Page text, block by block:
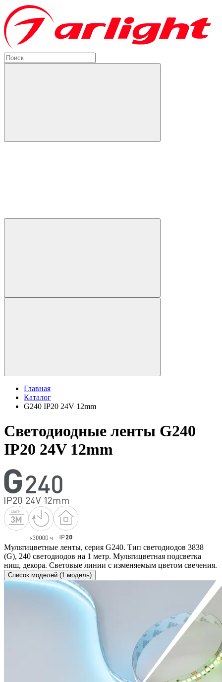
Главная
Каталог
G240 IP20 24V 12mm
Светодиодные ленты G240
IP20 24V 12mm
Мультицветные ленты, серия G240. Тип светодиодов 3838
(G), 240 светодиодов на 1 метр. Мультицветная подсветка
ниш, декора. Световые линии с изменяемым цветом свечения.
Список моделей (1 модель)